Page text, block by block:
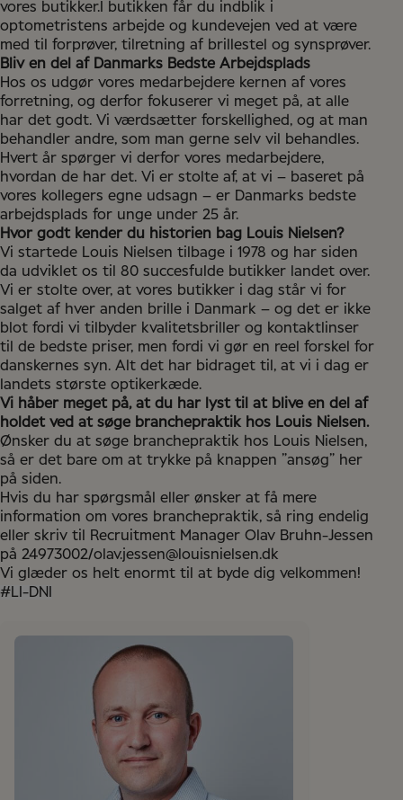
vores butikker.I butikken får du indblik i
optometristens arbejde og kundevejen ved at være
med til forprøver, tilretning af brillestel og synsprøver.
Bliv en del af Danmarks Bedste Arbejdsplads
Hos os udgør vores medarbejdere kernen af vores
forretning, og derfor fokuserer vi meget på, at alle
har det godt. Vi værdsætter forskellighed, og at man
behandler andre, som man gerne selv vil behandles.
Hvert år spørger vi derfor vores medarbejdere,
hvordan de har det. Vi er stolte af, at vi – baseret på
vores kollegers egne udsagn – er Danmarks bedste
arbejdsplads for unge under 25 år.
Hvor godt kender du historien bag Louis Nielsen?
Vi startede Louis Nielsen tilbage i 1978 og har siden
da udviklet os til 80 succesfulde butikker landet over.
Vi er stolte over, at vores butikker i dag står vi for
salget af hver anden brille i Danmark – og det er ikke
blot fordi vi tilbyder kvalitetsbriller og kontaktlinser
til de bedste priser, men fordi vi gør en reel forskel for
danskernes syn. Alt det har bidraget til, at vi i dag er
landets største optikerkæde.
Vi håber meget på, at du har lyst til at blive en del af
holdet ved at søge branchepraktik hos Louis Nielsen.
Ønsker du at søge branchepraktik hos Louis Nielsen,
så er det bare om at trykke på knappen ”ansøg” her
på siden.
Hvis du har spørgsmål eller ønsker at få mere
information om vores branchepraktik, så ring endelig
eller skriv til Recruitment Manager Olav Bruhn-Jessen
på 24973002/olav.jessen@louisnielsen.dk
Vi glæder os helt enormt til at byde dig velkommen!
#LI-DNI